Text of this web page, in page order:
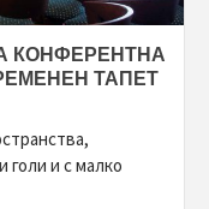
КОНФЕРЕНТНА
ТАПЕТ
голи и с малко